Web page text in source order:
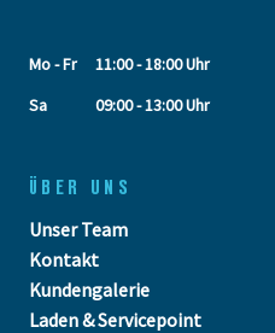
Mo - Fr
11:00 - 18:00 Uhr
Sa
09:00 - 13:00 Uhr
ÜBER UNS
Unser Team
Kontakt
Kundengalerie
Laden & Servicepoint